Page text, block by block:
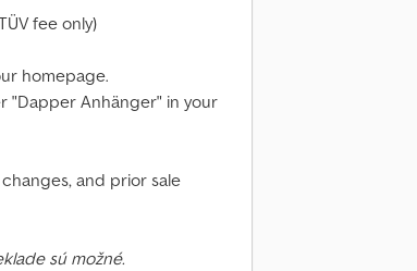
fee only)
homepage.
"Dapper Anhänger" in your
and prior sale
sú možné.